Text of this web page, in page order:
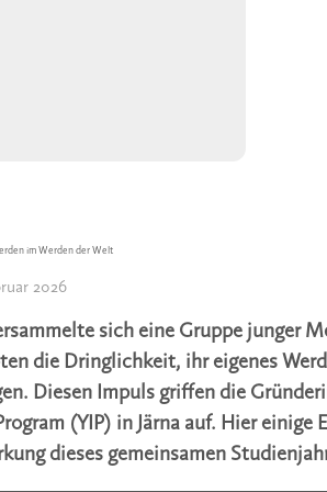
im Werden der Welt
2026
sich eine Gruppe junger
die Dringlichkeit, ihr eigenes
Diesen Impuls griffen die
(YIP) in Järna auf. Hier einige
dieses gemeinsamen